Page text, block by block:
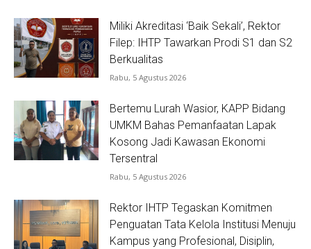
Miliki Akreditasi ‘Baik Sekali’, Rektor
Filep: IHTP Tawarkan Prodi S1 dan S2
Berkualitas
Rabu, 5 Agustus 2026
Bertemu Lurah Wasior, KAPP Bidang
UMKM Bahas Pemanfaatan Lapak
Kosong Jadi Kawasan Ekonomi
Tersentral
Rabu, 5 Agustus 2026
Rektor IHTP Tegaskan Komitmen
Penguatan Tata Kelola Institusi Menuju
Kampus yang Profesional, Disiplin,